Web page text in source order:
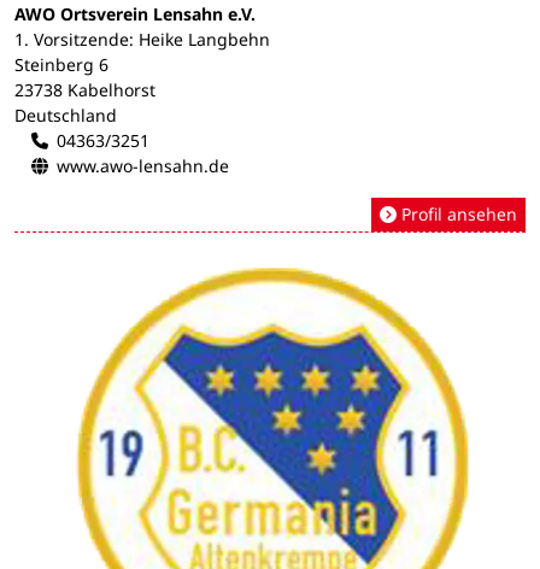
AWO Ortsverein Lensahn e.V.
1. Vorsitzende: Heike Langbehn
Steinberg 6
23738 Kabelhorst
Deutschland
04363/3251
www.awo-lensahn.de
Profil ansehen